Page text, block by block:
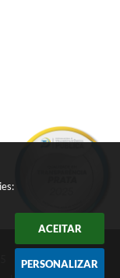
ACEITAR
PERSONALIZAR